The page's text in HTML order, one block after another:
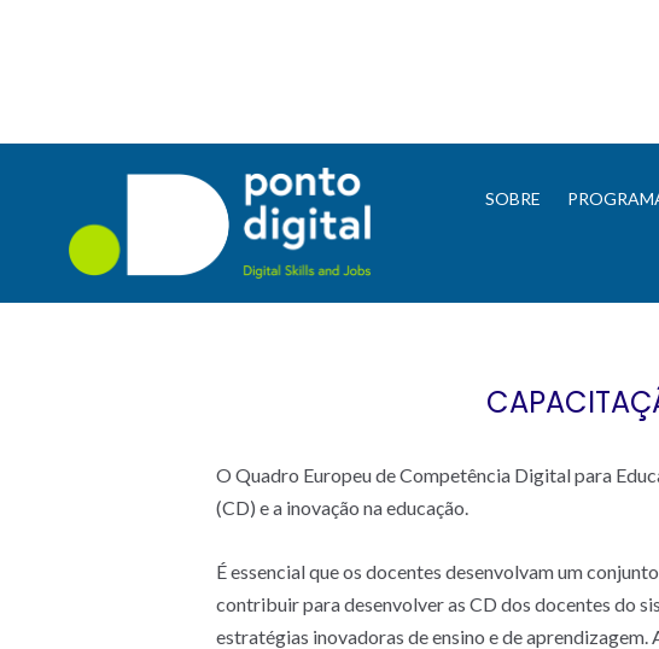
SOBRE
O Quadro Europeu de Competência Digital para
(CD) e a inovação na educação.
É essencial que os docentes desenvolvam um
contribuir para desenvolver as CD dos docentes do
estratégias inovadoras de ensino e de